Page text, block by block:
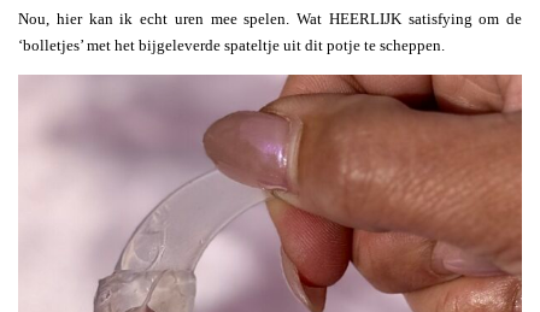
Nou, hier kan ik echt uren mee spelen. Wat HEERLIJK satisfying om de
‘bolletjes’ met het bijgeleverde spateltje uit dit potje te scheppen.